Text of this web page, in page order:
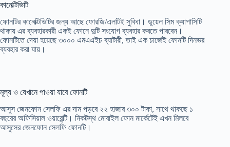
কানেক্টিভিটি
ফোনটির কানেক্টিভিটির জন্য আছে ফোরজি/এলটিই সুবিধা। ডুয়েল সিম ক্যাপাসিটি
থাকায় এর ব্যবহারকারী একই ফোনে দুটি সংযোগ ব্যবহার করতে পারবেন।
ফোনটিতে দেয়া হয়েছে ৩০০০ এমএএইচ ব্যাটারী, তাই এক চার্জেই ফোনটি দিনভর
ব্যবহার করা যায়।
মূল্য ও যেখানে পাওয়া যাবে ফোনটি
আসুস জেনফোন সেলফি এর দাম পড়বে ২২ হাজার ৩০০ টাকা, সাথে থাকছে ১
বছরের অফিসিয়াল ওয়ারেন্টি। নিকটস্থ মোবাইল ফোন মার্কেটেই এখন মিলবে
আসুসের জেনফোন সেলফি ফোনটি।